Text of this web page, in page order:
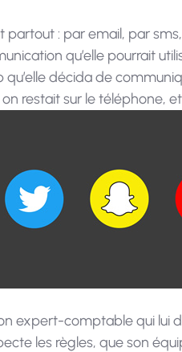
partout : par email, par
qu’elle pourrait
décida de
restait sur le téléphone,
expert-comptable qui lui
les règles, que son